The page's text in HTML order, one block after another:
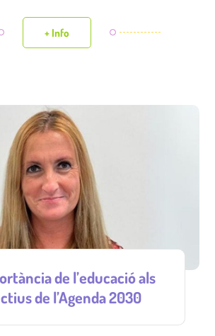
+ Info
de l’educació als
de l’Agenda 2030